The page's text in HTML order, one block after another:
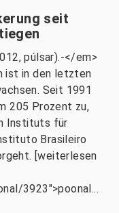
seit
púlsar).-</em>
ist in den letzten
Seit 1991
205 Prozent zu,
Instituts für
Brasileiro
[weiterlesen
3923">poonal...